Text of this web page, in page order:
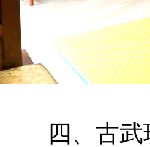
四、古武瑰